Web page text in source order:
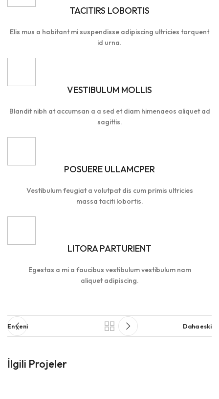
TACITIRS LOBORTIS
Elis mus a habitant mi suspendisse adipiscing ultricies torquent
id urna.
VESTIBULUM MOLLIS
Blandit nibh at accumsan a a sed et diam himenaeos aliquet ad
sagittis.
POSUERE ULLAMCPER
Vestibulum feugiat a volutpat dis cum primis ultricies
massa taciti lobortis.
LITORA PARTURIENT
Egestas a mi a faucibus vestibulum vestibulum nam
aliquet adipiscing.
En yeni Daha eski
İlgili Projeler